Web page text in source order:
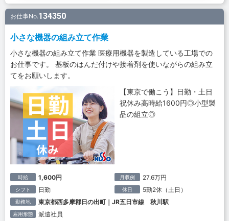
お仕事No.134350
小さな機器の組み立て作業
小さな機器の組み立て作業 医療用機器を製造している工場での
お仕事です。 基板のはんだ付けや接着剤を使いながらの組み立
てをお願いします。
【東京で働こう】日勤・土日
祝休み高時給1600円◎小型製
品の組立◎
時給 1,600円 月収例 27.6万円
シフト 日勤 休日 5勤2休（土日）
勤務地 東京都西多摩郡日の出町｜JR五日市線 秋川駅
雇用形態 派遣社員